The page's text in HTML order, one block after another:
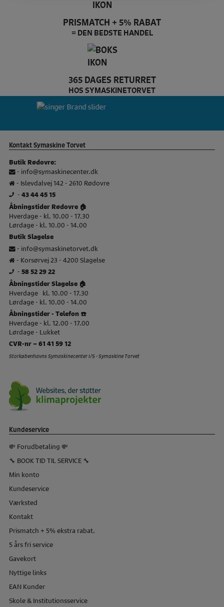
PRISMATCH + 5% RABAT
= DEN BEDSTE HANDEL
365 DAGES RETURRET
HOS SYMASKINETORVET
Pfaff Brand slider
Kontakt Symaskine Torvet
Butik Rødovre:
- info@symaskinecenter.dk
- Islevdalvej 142 - 2610 Rødovre
- 43 44 45 15
Åbningstider Rødovre 🏠
Hverdage - kl. 10.00 - 17.30
Lørdage - kl. 10.00 - 14.00
Butik Slagelse
- info@symaskinetorvet.dk
- Korsørvej 23 - 4200 Slagelse
- 58 52 29 22
Åbningstider Slagelse 🏠
Hverdage kl. 10.00 - 17.30
Lørdage - kl. 10.00 - 14.00
Åbningstider - Telefon ☎️
Hverdage - kl. 12.00 - 17.00
Lørdage - Lukket
CVR-nr – 61 41 59 12
Storkøbenhavns Symaskinecenter I/S - Symaskine Torvet
Kundeservice
💸 Forudbetaling 💸
🔧 BOOK TID TIL SERVICE 🔧
Min konto
Kundeservice
Værksted
Kontakt
Prismatch + 5% ekstra rabat.
5 års fri service
Gavekort
Nyttige links
EAN Kunder
Skole & Institutionsservice